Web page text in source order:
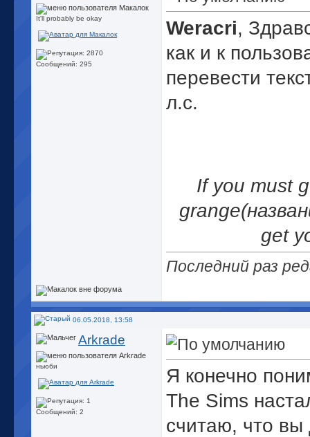
It'll probably be okay
Сообщений: 295
Weracri,
как и к
перевести
л.с.
If you must
get
Последний раз
06.05.2018, 13:58
Arkrade
ньюби
Сообщений: 2
Я конечно
The Sims
считаю, что вы